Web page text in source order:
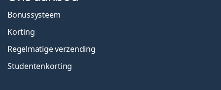
Bonussysteem
Korting
Regelmatige verzending
Studentenkorting